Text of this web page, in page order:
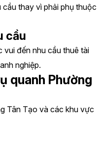
thay vì phải phụ thuộc
cầu
vui đến nhu cầu thuê tài
nghiệp.
quanh Phường
Tân Tạo và các khu vực